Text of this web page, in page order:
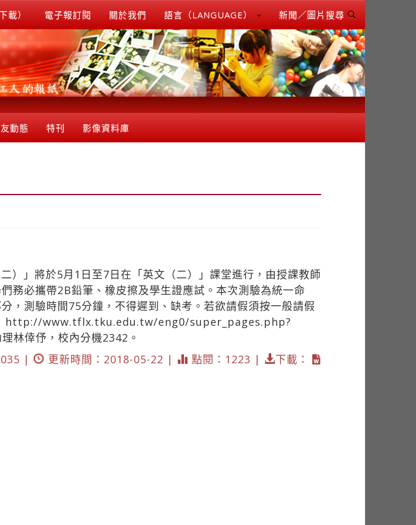
載） 電子報訂閱 關於我們 語言（LANGUAGE） 新聞／圖片搜尋
動態 特刊 影像資料庫
）」將於5月1日至7日在「英文（二）」課堂進行，由授課教師
務必攜帶2B鉛筆、橡皮擦及學生證應試。本次測驗為統一命
，測驗時間75分鐘，不得遲到、缺考。若欲請假須按一般請假
http://www.tflx.tku.edu.tw/eng0/super_pages.php?
林倖伃，校內分機2342。
|
更新時間：2018-05-22 | 點閱：1223 | 下載：